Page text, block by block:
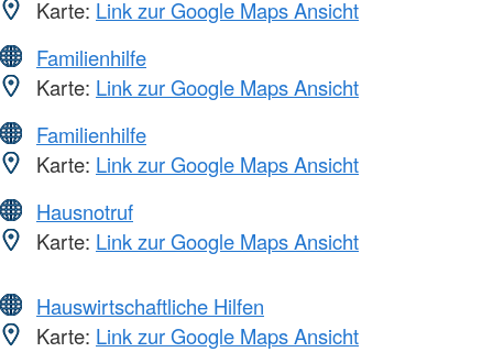
Karte: Link zur Google Maps Ansicht
Familienhilfe
Karte: Link zur Google Maps Ansicht
Familienhilfe
Karte: Link zur Google Maps Ansicht
Hausnotruf
Karte: Link zur Google Maps Ansicht
Hauswirtschaftliche Hilfen
Karte: Link zur Google Maps Ansicht